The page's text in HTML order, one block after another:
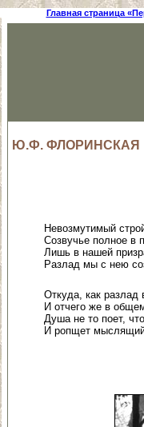
Главная страница
Ю.Ф. ФЛОРИНСКАЯ
Невозмутимый
Созвучье полное в
Лишь в нашей
Разлад мы с нею
Откуда, как разлад
И отчего же в
Душа не то поет,
И ропщет мыслящий